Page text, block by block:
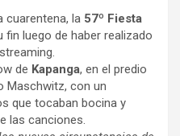
cuarentena, la 57º Fiesta
fin luego de haber realizado
de Kapanga, en el predio
Maschwitz, con un
que tocaban bocina y
las canciones.